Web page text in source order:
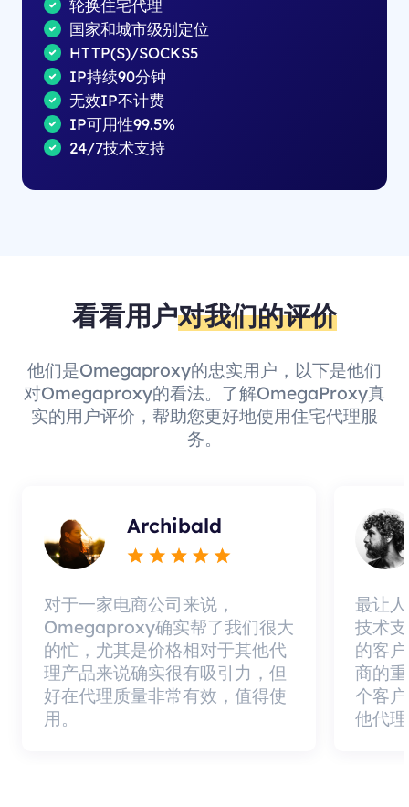
轮换住宅代理
国家和城市级别定位
HTTP(S)/SOCKS5
IP持续90分钟
无效IP不计费
IP可用性99.5%
24/7技术支持
看看用户对我们的评价
他们是Omegaproxy的忠实用户，以下是他们
对Omegaproxy的看法。了解OmegaProxy真
实的用户评价，帮助您更好地使用住宅代理服
务。
Archibald
对于一家电商公司来说，
Omegaproxy确实帮了我们很大
的忙，尤其是价格相对于其他代
理产品来说确实很有吸引力，但
好在代理质量非常有效，值得使
用。
最让
技术
的客
商的
个客
他代